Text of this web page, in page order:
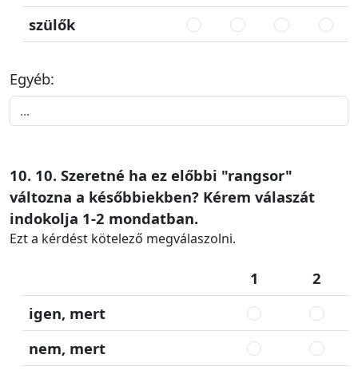
szülők
Egyéb:
10. 10. Szeretné ha ez előbbi "rangsor"
változna a későbbiekben? Kérem válaszát
indokolja 1-2 mondatban.
Ezt a kérdést kötelező megválaszolni.
1
2
igen, mert
nem, mert